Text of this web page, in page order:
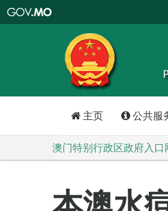
特
政
区
政
口
主页 公共服
澳门特别行政区政府入口